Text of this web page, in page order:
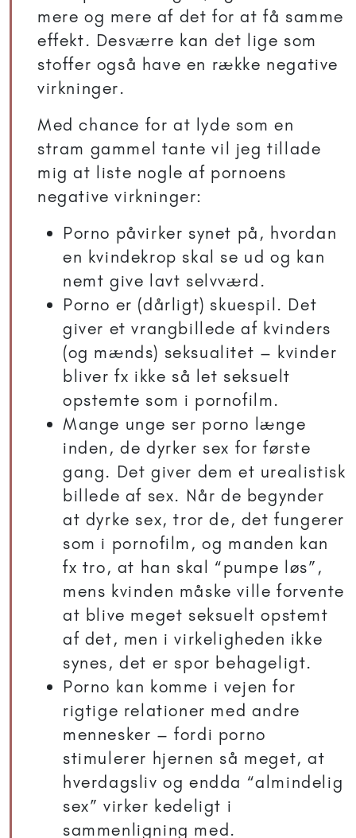
mere og mere af det for at få samme
effekt. Desværre kan det lige som
stoffer også have en række negative
virkninger.
Med chance for at lyde som en
stram gammel tante vil jeg tillade
mig at liste nogle af pornoens
negative virkninger:
Porno påvirker synet på, hvordan
en kvindekrop skal se ud og kan
nemt give lavt selvværd.
Porno er (dårligt) skuespil. Det
giver et vrangbillede af kvinders
(og mænds) seksualitet – kvinder
bliver fx ikke så let seksuelt
opstemte som i pornofilm.
Mange unge ser porno længe
inden, de dyrker sex for første
gang. Det giver dem et urealistisk
billede af sex. Når de begynder
at dyrke sex, tror de, det fungerer
som i pornofilm, og manden kan
fx tro, at han skal “pumpe løs”,
mens kvinden måske ville forvente
at blive meget seksuelt opstemt
af det, men i virkeligheden ikke
synes, det er spor behageligt.
Porno kan komme i vejen for
rigtige relationer med andre
mennesker – fordi porno
stimulerer hjernen så meget, at
hverdagsliv og endda “almindelig
sex” virker kedeligt i
sammenligning med.